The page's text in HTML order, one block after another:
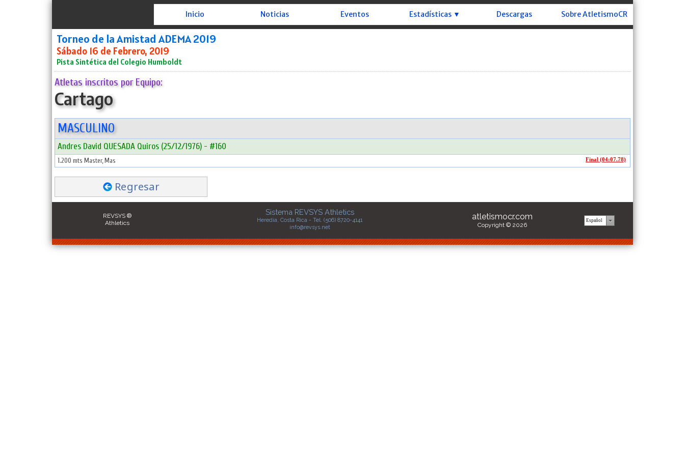
Inicio Noticias Eventos Estadísticas ▼ Descargas Sobre AtletismoCR
Torneo de la Amistad ADEMA 2019
Sábado 16 de Febrero, 2019
Pista Sintética del Colegio Humboldt
Atletas inscritos por Equipo:
Cartago
MASCULINO
Andres David QUESADA Quiros (25/12/1976) - #160
1.200 mts Master, Mas Final (04:07.78)
Regresar
REVSYS ®
Athletics
Sistema REVSYS Athletics
Heredia, Costa Rica - Tel. (506) 8720-4141
info@revsys.net
atletismocr.com
Copyright © 2026